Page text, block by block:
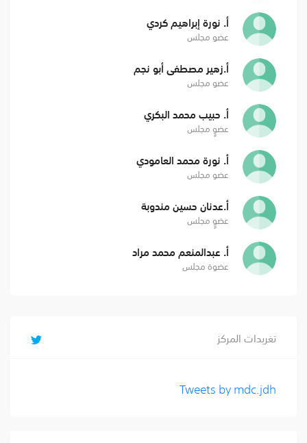
أ. نورة إبراهيم كردي
عضو مجلس
أ.زهير مصطفى أبو نجم
عضو مجلس
أ. حبيب محمد البكري
عضوٍ مجلس
أ. نورة محمد العامودي
عضو مجلس
أ.عدنان حسين مندوبة
عضوٍ مجلس
أ. عبدالمنعم محمد مراد
عضوة مجلس
تغريدات المركز
Tweets by mdc.jdh